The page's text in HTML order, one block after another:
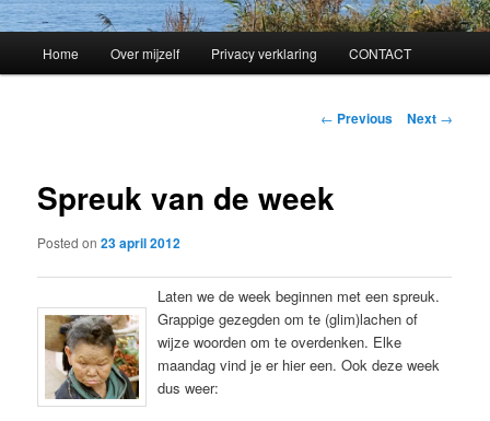
Skip
content
Home Over mijzelf Privacy verklaring CONTACT
Post
← Previous Next →
Spreuk van de week
Posted on23 april 2012
Laten we de week beginnen met een spreuk.
Grappige gezegden om te (glim)lachen of
wijze woorden om te overdenken. Elke
maandag vind je er hier een. Ook deze week
dus weer: